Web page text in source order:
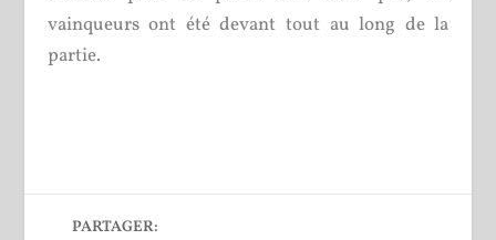
vainqueurs ont été devant tout au long de la
partie.
PARTAGER: